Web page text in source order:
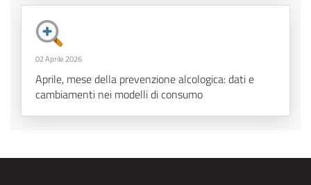
02 Aprile 2026
Aprile, mese della prevenzione alcologica: dati e
cambiamenti nei modelli di consumo